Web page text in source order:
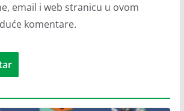
email i web stranicu u ovom
komentare.